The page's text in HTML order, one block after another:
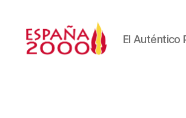
El Auténtico